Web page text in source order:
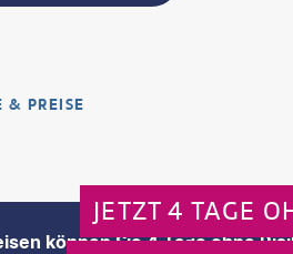
& PREISE
JETZT 4 TAGE
können Sie 4 Tage ohne